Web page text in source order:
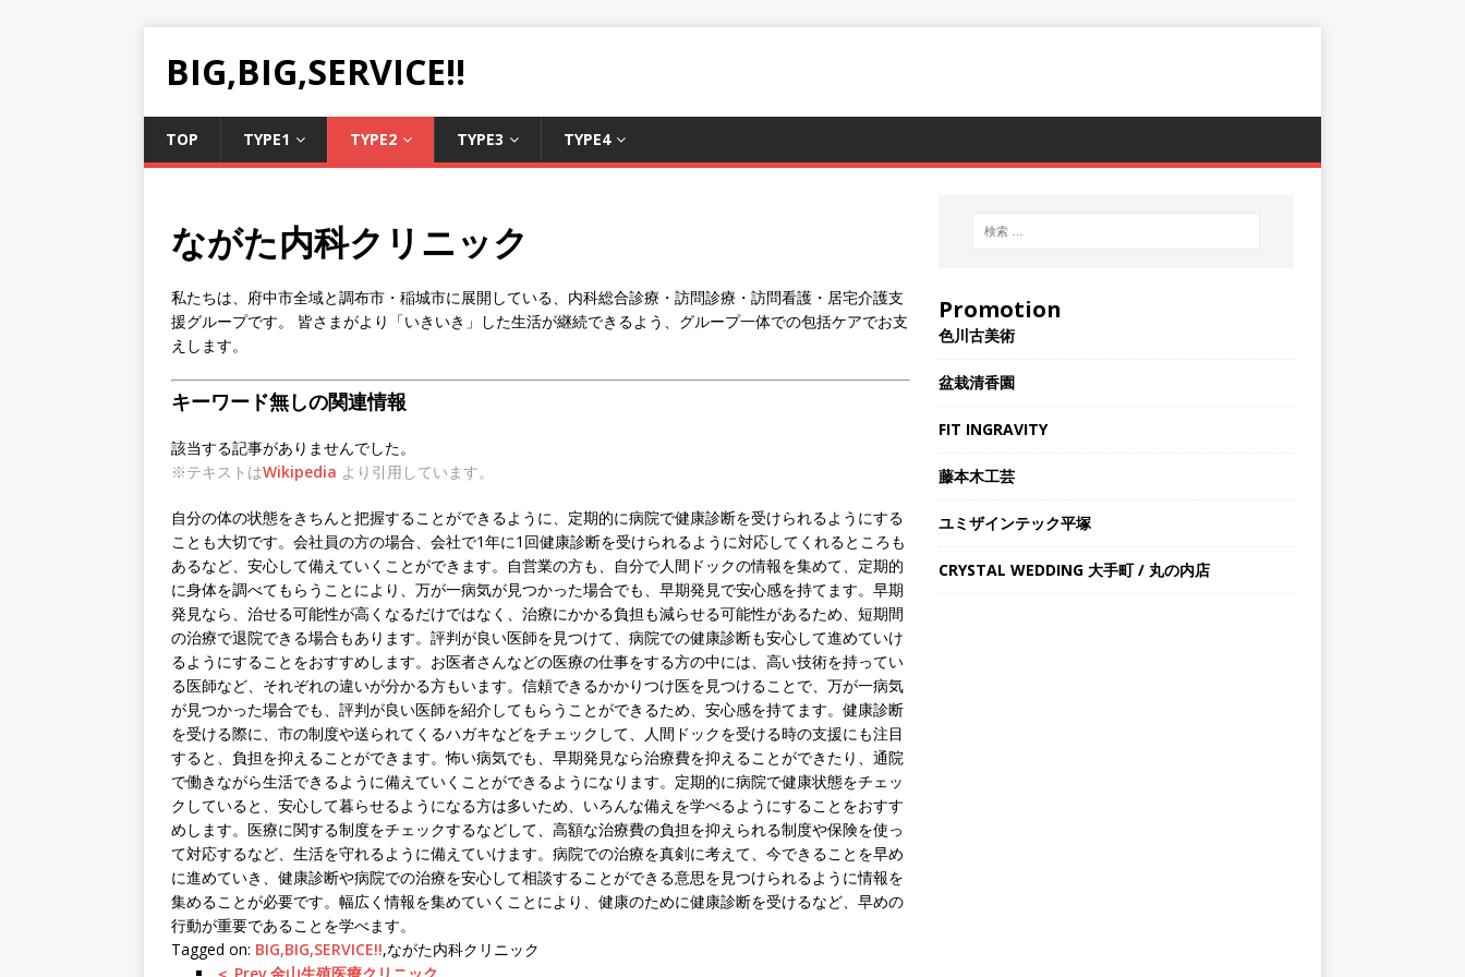
BIG,BIG,SERVICE!!
TOP TYPE1 TYPE2 TYPE3 TYPE4
ながた内科クリニック
私たちは、府中市全域と調布市・稲城市に展開している、内科総合診療・訪問診療・訪問看護・居宅介護支
援グループです。 皆さまがより「いきいき」した生活が継続できるよう、グループ一体での包括ケアでお支
えします。
キーワード無しの関連情報
該当する記事がありませんでした。
※テキストはWikipedia より引用しています。
自分の体の状態をきちんと把握することができるように、定期的に病院で健康診断を受けられるようにする
ことも大切です。会社員の方の場合、会社で1年に1回健康診断を受けられるように対応してくれるところも
あるなど、安心して備えていくことができます。自営業の方も、自分で人間ドックの情報を集めて、定期的
に身体を調べてもらうことにより、万が一病気が見つかった場合でも、早期発見で安心感を持てます。早期
発見なら、治せる可能性が高くなるだけではなく、治療にかかる負担も減らせる可能性があるため、短期間
の治療で退院できる場合もあります。評判が良い医師を見つけて、病院での健康診断も安心して進めていけ
るようにすることをおすすめします。お医者さんなどの医療の仕事をする方の中には、高い技術を持ってい
る医師など、それぞれの違いが分かる方もいます。信頼できるかかりつけ医を見つけることで、万が一病気
が見つかった場合でも、評判が良い医師を紹介してもらうことができるため、安心感を持てます。健康診断
を受ける際に、市の制度や送られてくるハガキなどをチェックして、人間ドックを受ける時の支援にも注目
すると、負担を抑えることができます。怖い病気でも、早期発見なら治療費を抑えることができたり、通院
で働きながら生活できるように備えていくことができるようになります。定期的に病院で健康状態をチェッ
クしていると、安心して暮らせるようになる方は多いため、いろんな備えを学べるようにすることをおすす
めします。医療に関する制度をチェックするなどして、高額な治療費の負担を抑えられる制度や保険を使っ
て対応するなど、生活を守れるように備えていけます。病院での治療を真剣に考えて、今できることを早め
に進めていき、健康診断や病院での治療を安心して相談することができる意思を見つけられるように情報を
集めることが必要です。幅広く情報を集めていくことにより、健康のために健康診断を受けるなど、早めの
行動が重要であることを学べます。
Tagged on: BIG,BIG,SERVICE!!,ながた内科クリニック
Promotion
色川古美術
盆栽清香園
FIT INGRAVITY
藤本木工芸
ユミザインテック平塚
CRYSTAL WEDDING 大手町 / 丸の内店